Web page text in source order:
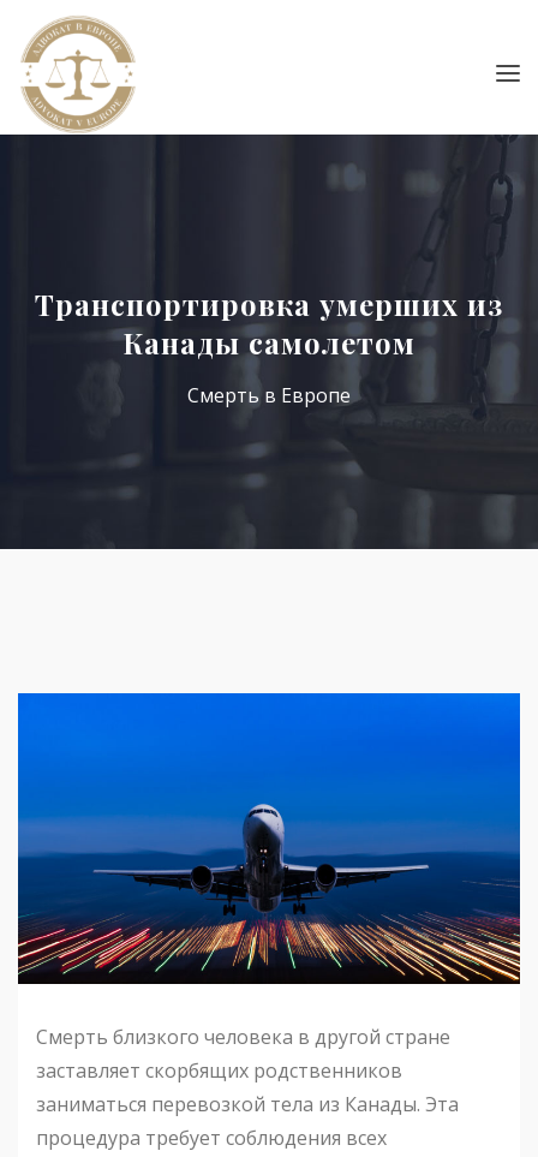
Транспортировка умерших из
Канады самолетом
Смерть в Европе
Смерть близкого человека в другой стране
заставляет скорбящих родственников
заниматься перевозкой тела из Канады. Эта
процедура требует соблюдения всех